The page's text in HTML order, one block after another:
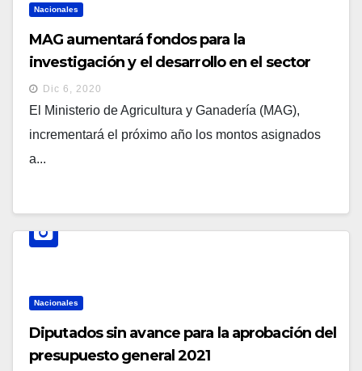
Nacionales
MAG aumentará fondos para la
investigación y el desarrollo en el sector
agropecuario
Dic 6, 2020
El Ministerio de Agricultura y Ganadería (MAG),
incrementará el próximo año los montos asignados
a...
Nacionales
Diputados sin avance para la aprobación del
presupuesto general 2021